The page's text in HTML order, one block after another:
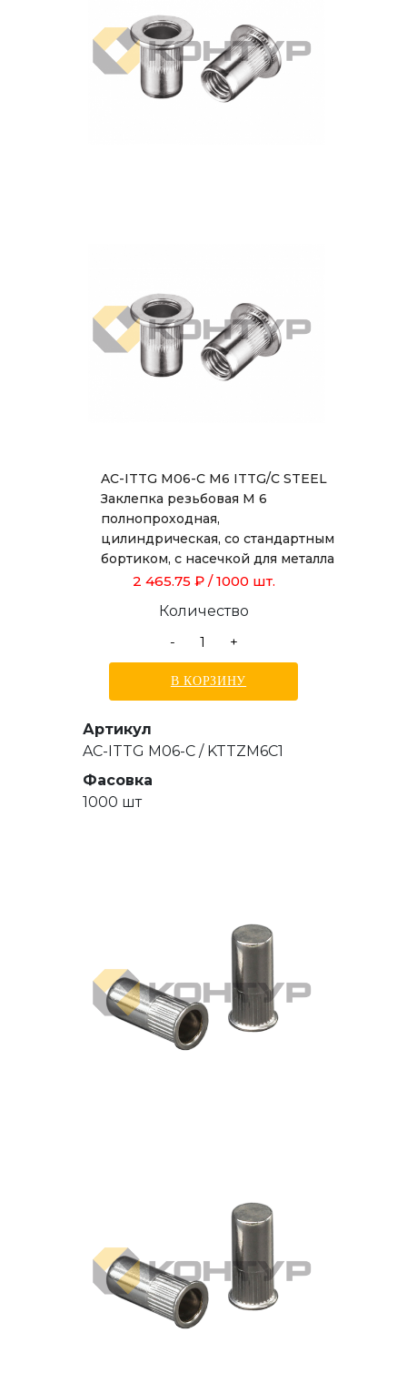
AC-ITTG M06-C M6 ITTG/C STEEL
Заклепка резьбовая М 6
полнопроходная,
цилиндрическая, со стандартным
бортиком, с насечкой для металла
толщиной от 0,5 до 3,0 мм, длиной
2 465.75 ₽ / 1000 шт.
Количество
-
+
В КОРЗИНУ
Артикул
AC-ITTG M06-C / KTTZM6C1
Фасовка
1000 шт